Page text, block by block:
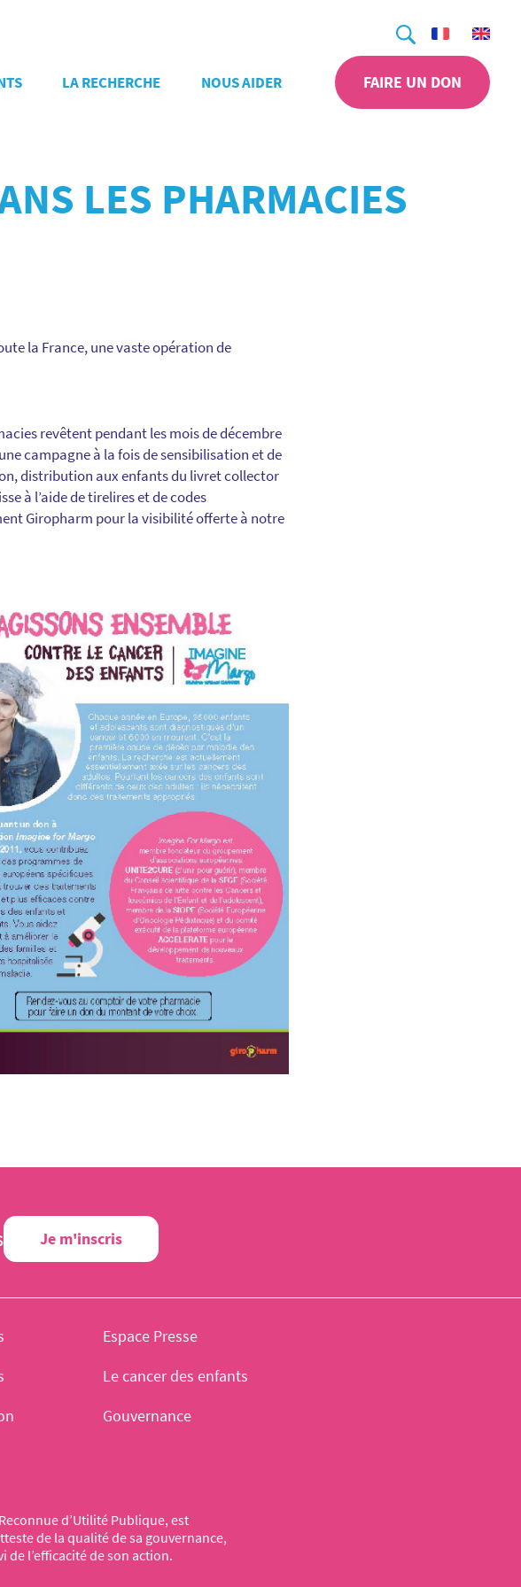
Recherche
LA RECHERCHE NOUS AIDER FAIRE UN DON
LES PHARMACIES
la France, une vaste opération de
revêtent pendant les mois de décembre
campagne à la fois de sensibilisation et de
distribution aux enfants du livret collector
à l’aide de tirelires et de codes
Giropharm pour la visibilité offerte à notre
Je m'inscris
d’Utilité Publique, est
de la qualité de sa gouvernance,
de l’efficacité de son action.
Espace Presse
Le cancer des enfants
Gouvernance